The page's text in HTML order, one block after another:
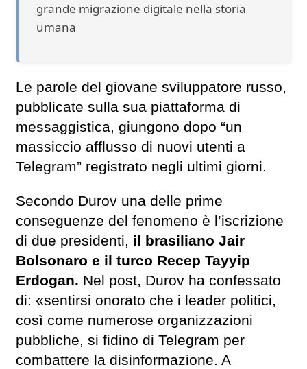
grande migrazione digitale nella storia
umana
Le parole del giovane sviluppatore russo,
pubblicate sulla sua piattaforma di
messaggistica, giungono dopo “un
massiccio afflusso di nuovi utenti a
Telegram” registrato negli ultimi giorni.
Secondo Durov una delle prime
conseguenze del fenomeno è l’iscrizione
di due presidenti, il brasiliano Jair
Bolsonaro e il turco Recep Tayyip
Erdogan. Nel post, Durov ha confessato
di: «sentirsi onorato che i leader politici,
così come numerose organizzazioni
pubbliche, si fidino di Telegram per
combattere la disinformazione. A